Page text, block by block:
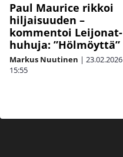
Paul Maurice rikkoi
hiljaisuuden –
kommentoi Leijonat-
huhuja: ”Hölmöyttä”
Markus Nuutinen | 23.02.2026
15:55